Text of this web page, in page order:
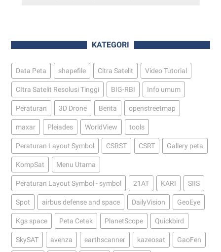
KATEGORI
Data Peta shapefile Citra Satelit Video Tutorial
CItra Satelit Resolusi Tinggi BIG-RBI Info umum
Peraturan 3D Drone Berita openstreetmap
maxar Pleiades WorldView tools
Peraturan Layout Symbol CSRST CSRT Gallery peta
KompSat Menu Utama
Peraturan Layout Symbol - symbol 21AT KARI SIIS
Spot airbus defense and space DailyVision GeoEye
Kgs space Peta Cetak PlanetScope Quickbird
SkySAT avenza earthscanner kazeosat GaoFen